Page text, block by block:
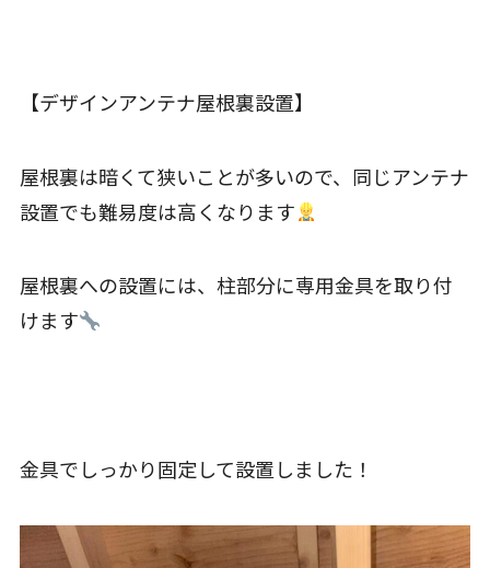
【デザインアンテナ屋根裏設置】
屋根裏は暗くて狭いことが多いので、同じアンテナ
設置でも難易度は高くなります
屋根裏への設置には、柱部分に専用金具を取り付
けます
金具でしっかり固定して設置しました！